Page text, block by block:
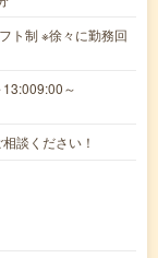
ト制 ※徐々に勤務回
～
談ください！